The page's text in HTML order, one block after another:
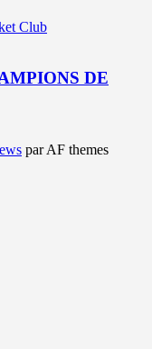
Club
DE
par AF themes